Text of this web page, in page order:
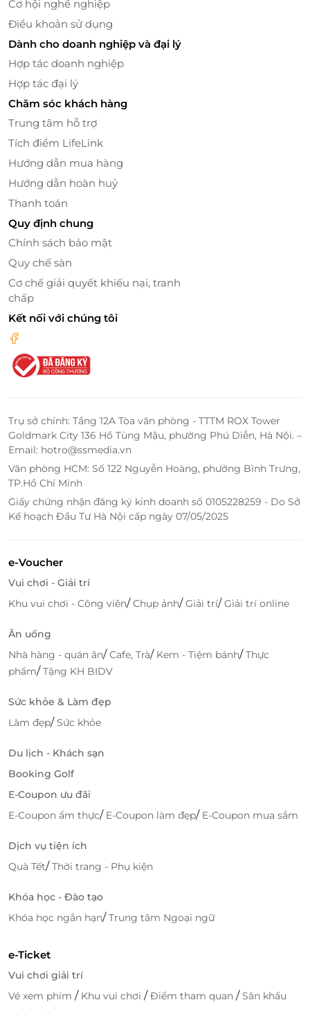
Cơ hội nghề nghiệp
Điều khoản sử dụng
Dành cho doanh nghiệp và đại lý
Hợp tác doanh nghiệp
Hợp tác đại lý
Chăm sóc khách hàng
Trung tâm hỗ trợ
Tích điểm LifeLink
Hướng dẫn mua hàng
Hướng dẫn hoàn huỷ
Thanh toán
Quy định chung
Chính sách bảo mật
Quy chế sàn
Cơ chế giải quyết khiếu nại, tranh
chấp
Kết nối với chúng tôi
Trụ sở chính: Tầng 12A Tòa văn phòng - TTTM ROX Tower
Goldmark City 136 Hồ Tùng Mậu, phường Phú Diễn, Hà Nội. –
Email: hotro@ssmedia.vn
Văn phòng HCM: Số 122 Nguyễn Hoàng, phường Bình Trưng,
TP.Hồ Chí Minh
Giấy chứng nhận đăng ký kinh doanh số 0105228259 - Do Sở
Kế hoạch Đầu Tư Hà Nội cấp ngày 07/05/2025
e-Voucher
Vui chơi - Giải trí
Khu vui chơi - Công viên/Chụp ảnh/Giải trí/Giải trí online
Ăn uống
Nhà hàng - quán ăn/Cafe, Trà/ Kem - Tiệm bánh/Thực
phẩm/Tặng KH BIDV
Sức khỏe & Làm đẹp
Làm đẹp/Sức khỏe
Du lịch - Khách sạn
Booking Golf
E-Coupon ưu đãi
E-Coupon ẩm thực/ E-Coupon làm đẹp/ E-Coupon mua sắm
Dịch vụ tiện ích
Quà Tết/Thời trang - Phụ kiện
Khóa học - Đào tạo
Khóa học ngắn hạn/Trung tâm Ngoại ngữ
e-Ticket
Vui chơi giải trí
Vé xem phim / Khu vui chơi /Điểm tham quan /Sân khấu